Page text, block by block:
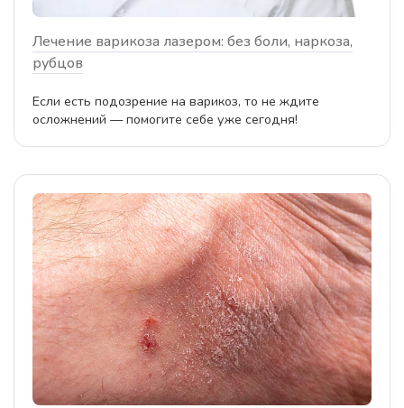
Лечение варикоза лазером: без боли, наркоза,
рубцов
Если есть подозрение на варикоз, то не ждите
осложнений — помогите себе уже сегодня!